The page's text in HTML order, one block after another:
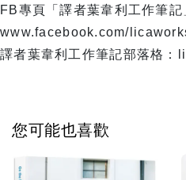
FB專頁「譯者葉韋利工作筆記
www.facebook.com/
譯者葉韋利工作筆記部落格
您可能也喜歡